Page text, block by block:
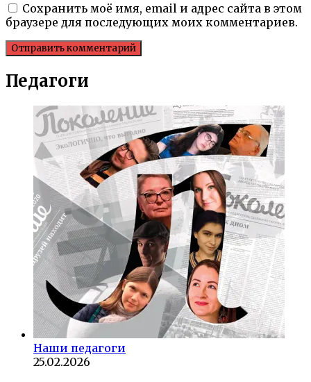
Сохранить моё имя, email и адрес сайта в этом
браузере для последующих моих комментариев.
Педагоги
Наши педагоги
25.02.2026